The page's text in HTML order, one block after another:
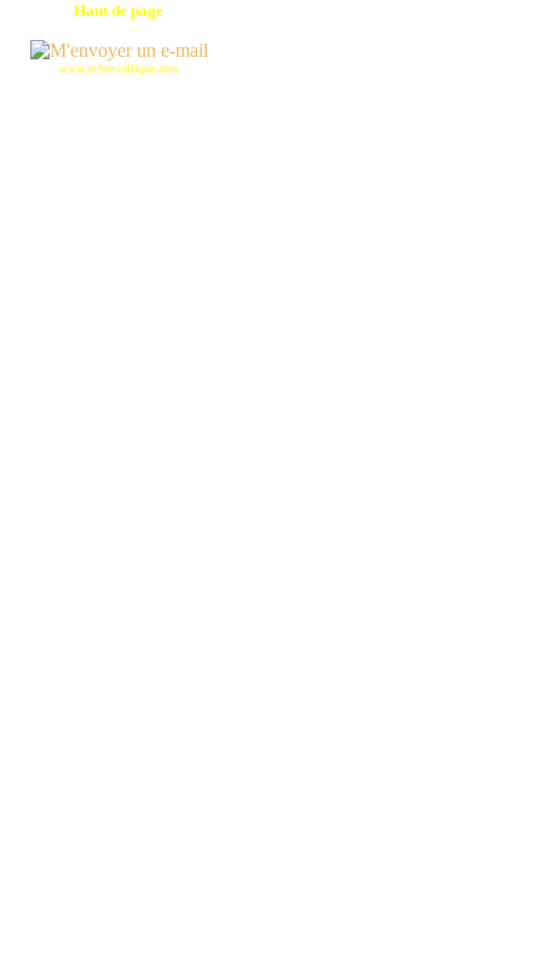
Haut de page
www.arbre-celtique.com